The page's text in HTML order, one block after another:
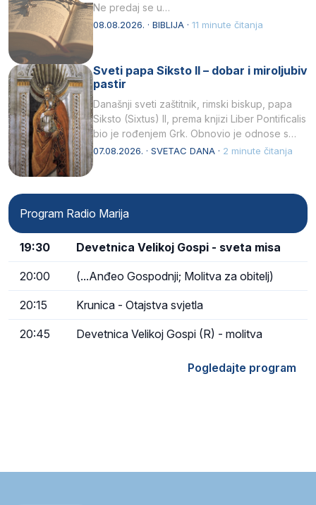
Ne predaj se u…
08.08.2026. · BIBLIJA · 11 minute čitanja
Sveti papa Siksto II – dobar i miroljubiv
pastir
Današnji sveti zaštitnik, rimski biskup, papa
Siksto (Sixtus) II, prema knjizi Liber Pontificalis
bio je rođenjem Grk. Obnovio je odnose s
afričkim…
07.08.2026. · SVETAC DANA · 2 minute čitanja
Program Radio Marija
19:30 Devetnica Velikoj Gospi - sveta misa
20:00 (...Anđeo Gospodnji; Molitva za obitelj)
20:15 Krunica - Otajstva svjetla
20:45 Devetnica Velikoj Gospi (R) - molitva
Pogledajte program